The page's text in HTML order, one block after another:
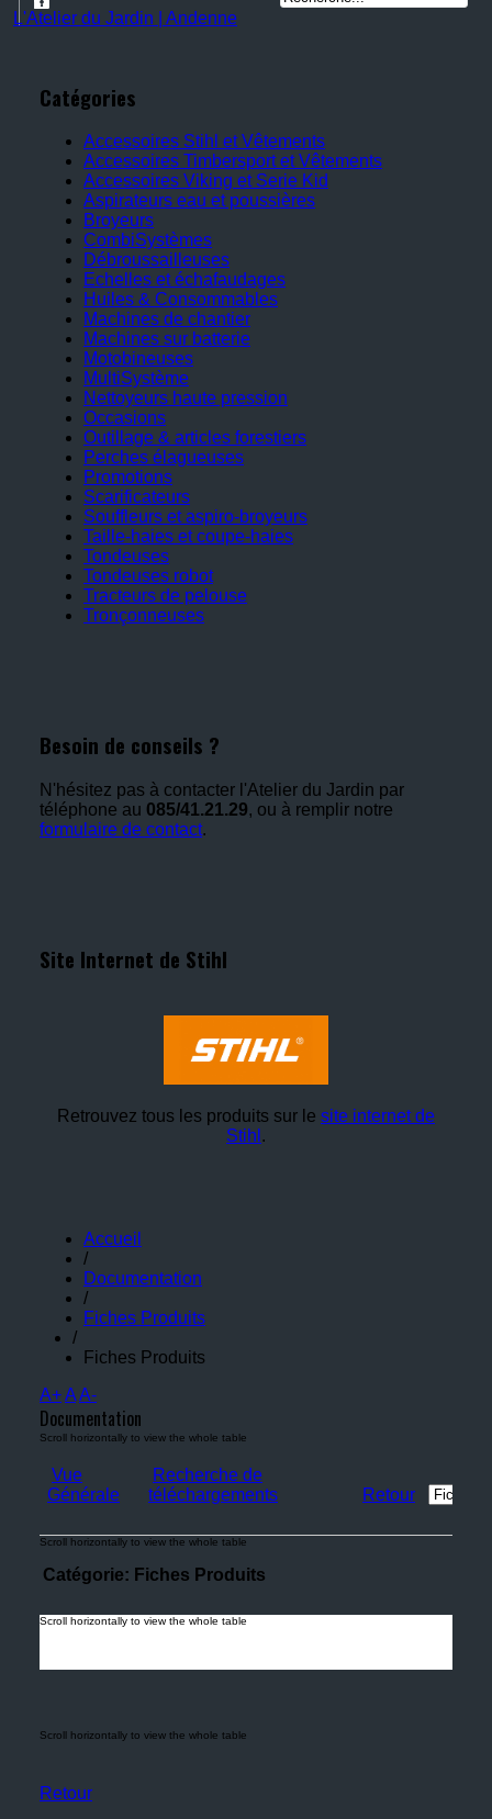
L'Atelier du Jardin | Andenne
Catégories
Accessoires Stihl et Vêtements
Accessoires Timbersport et Vêtements
Accessoires Viking et Serie Kid
Aspirateurs eau et poussières
Broyeurs
CombiSystèmes
Débroussailleuses
Echelles et échafaudages
Huiles & Consommables
Machines de chantier
Machines sur batterie
Motobineuses
MultiSystème
Nettoyeurs haute pression
Occasions
Outillage & articles forestiers
Perches élagueuses
Promotions
Scarificateurs
Souffleurs et aspiro-broyeurs
Taille-haies et coupe-haies
Tondeuses
Tondeuses robot
Tracteurs de pelouse
Tronçonneuses
Besoin de conseils ?
N'hésitez pas à contacter l'Atelier du Jardin par
téléphone au 085/41.21.29, ou à remplir notre
formulaire de contact.
Site Internet de Stihl
Retrouvez tous les produits sur le site internet de
Stihl .
Accueil
/
Documentation
/
Fiches Produits
/
Fiches Produits
A+AA-
Documentation
Vue
Générale
Recherche de
téléchargements
Retour
Catégorie: Fiches Produits
Retour